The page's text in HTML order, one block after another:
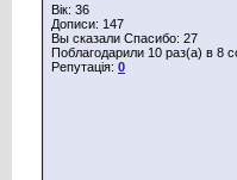
Вік: 36
Дописи: 147
Вы сказали Спасибо: 27
Поблагодарили 10 раз(а) в 8
Репутація: 0